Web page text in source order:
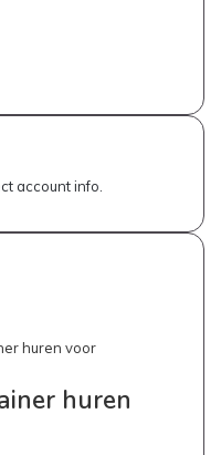
account info.
huren